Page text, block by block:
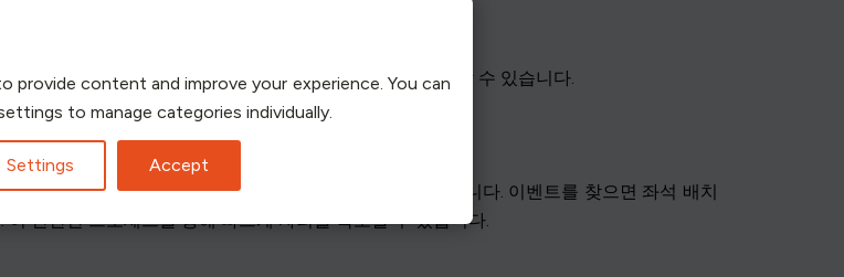
자세히 알아봅시다. 요령을 익히면 시간과 비용을 절약할 수 있습니다.
세요. 그런 다음 검색창을 사용하여 원하는 이벤트를 찾습니다. 이벤트를 찾으면 좌석 배치
간단한 프로세스를 통해 빠르게 자리를 확보할 수 있습니다.
provide content and improve your experience. You can
to manage categories individually.
Settings Accept